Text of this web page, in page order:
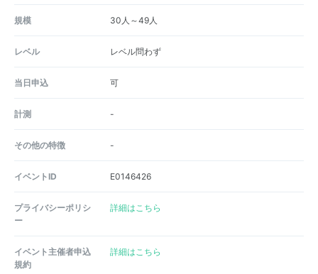
規模 30人～49人
レベル レベル問わず
当日申込 可
計測 -
その他の特徴 -
イベントID E0146426
プライバシーポリシ
ー
詳細はこちら
イベント主催者申込
規約
詳細はこちら